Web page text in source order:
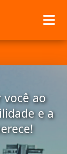
você ao
e a